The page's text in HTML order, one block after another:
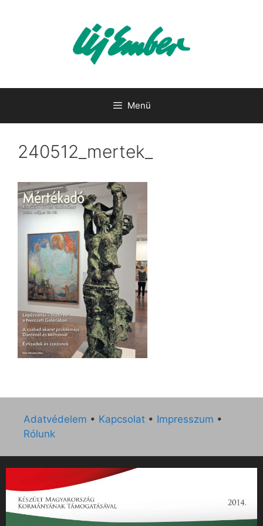
Menü
240512_mertek_
Adatvédelem • Kapcsolat • Impresszum •
Rólunk